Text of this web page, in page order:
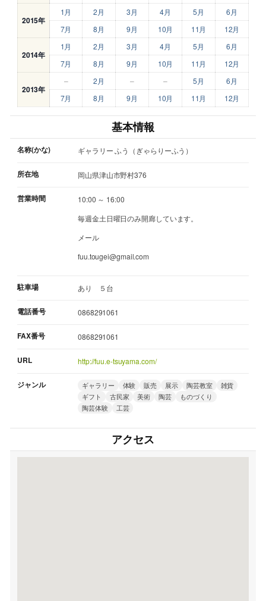
2015年
1月 2月 3月 4月 5月
6月
7月
8月 9月 10月 11月 12月
2014年
1月 2月 3月 4月 5月
6月
7月
8月 9月 10月 11月 12月
2013年
– 2月 – – 5月
6月
7月
8月 9月 10月 11月 12月
基本情報
名称(かな) ギャラリー ふう（ぎゃらりーふう）
所在地 岡山県津山市野村376
営業時間
10:00 ～ 16:00
毎週金土日曜日のみ開廊しています。
メール
fuu.tougei@gmail.com
駐車場 あり ５台
電話番号 0868291061
FAX番号 0868291061
URL http://fuu.e-tsuyama.com/
ジャンル ギャラリー 体験 販売 展示 陶芸教室
雑貨
ギフト
古民家 美術 陶芸
ものづくり
陶芸体験
工芸
アクセス